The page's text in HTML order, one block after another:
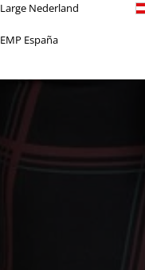
Large Nederland
EMP España